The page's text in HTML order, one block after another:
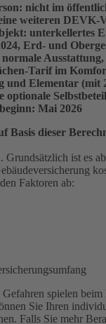
nicht im
weiteren DEVK-
unterkellertes
Erd- und
normale
Tarif im
und Elementar (mit
optionale
Mai 2026
Basis dieser
Grundsätzlich ist es
Faktoren ab:
spielen
Sie Ihren
Falls Sie mehr